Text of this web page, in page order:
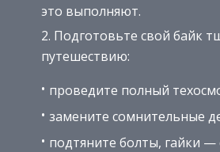
это выполняют.
Подготовьте свой байк
путешествию:
проведите полный
замените сомнительные
подтяните болты, гайки —